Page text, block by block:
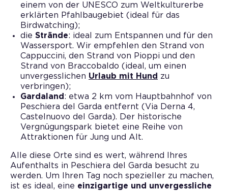
einem von der UNESCO zum Weltkulturerbe
erklärten Pfahlbaugebiet (ideal für das
Birdwatching);
die Strände: ideal zum Entspannen und für den
Wassersport. Wir empfehlen den Strand von
Cappuccini, den Strand von Pioppi und den
Strand von Braccobaldo (ideal, um einen
unvergesslichen Urlaub mit Hund zu
verbringen);
Gardaland : etwa 2 km vom Hauptbahnhof von
Peschiera del Garda entfernt (Via Derna 4,
Castelnuovo del Garda). Der historische
Vergnügungspark bietet eine Reihe von
Attraktionen für Jung und Alt.
Alle diese Orte sind es wert, während Ihres
Aufenthalts in Peschiera del Garda besucht zu
werden. Um Ihren Tag noch spezieller zu machen,
ist es ideal, eine einzigartige und unvergessliche